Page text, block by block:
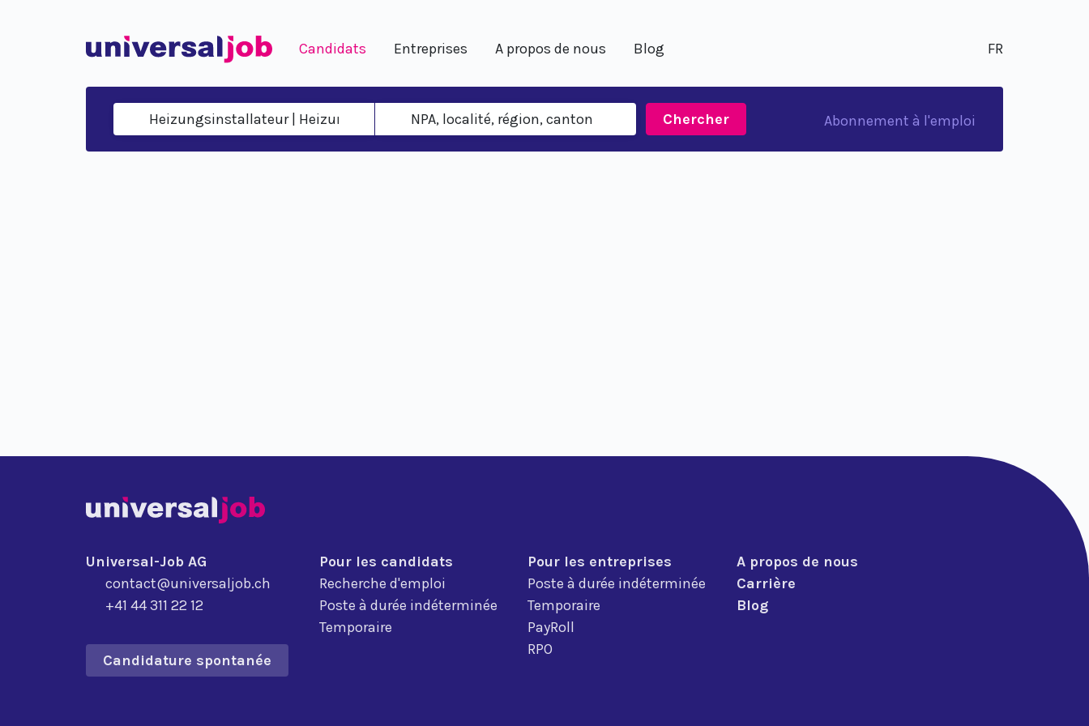
Candidats Entreprises A propos de nous Blog FR
Chercher Abonnement à l'emploi
Universal-Job AG
contact@universaljob.ch
+41 44 311 22 12
Candidature spontanée
Pour les candidats
Recherche d'emploi
Poste à durée indéterminée
Temporaire
Pour les entreprises
Poste à durée indéterminée
Temporaire
PayRoll
RPO
A propos de nous
Carrière
Blog